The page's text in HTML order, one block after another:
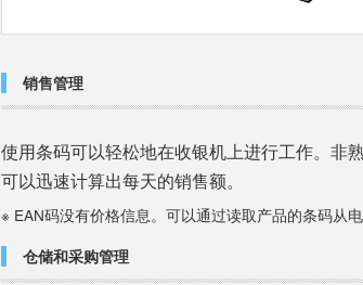
销售管理
使用条码可以轻松地在收银机上进行工作。非
可以迅速计算出每天的销售额。
※ EAN码没有价格信息。可以通过读取产品的条码从电
仓储和采购管理